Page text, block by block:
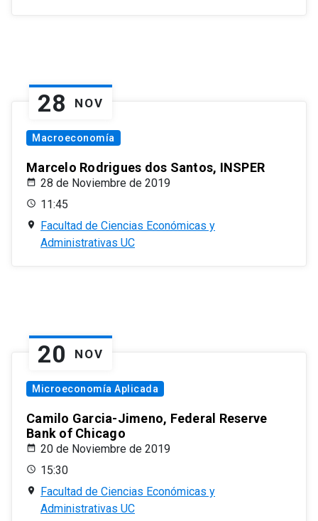
28 NOV
Macroeconomía
Marcelo Rodrigues dos Santos, INSPER
28 de Noviembre de 2019
11:45
Facultad de Ciencias Económicas y
Administrativas UC
20 NOV
Microeconomía Aplicada
Camilo Garcia-Jimeno, Federal Reserve
Bank of Chicago
20 de Noviembre de 2019
15:30
Facultad de Ciencias Económicas y
Administrativas UC